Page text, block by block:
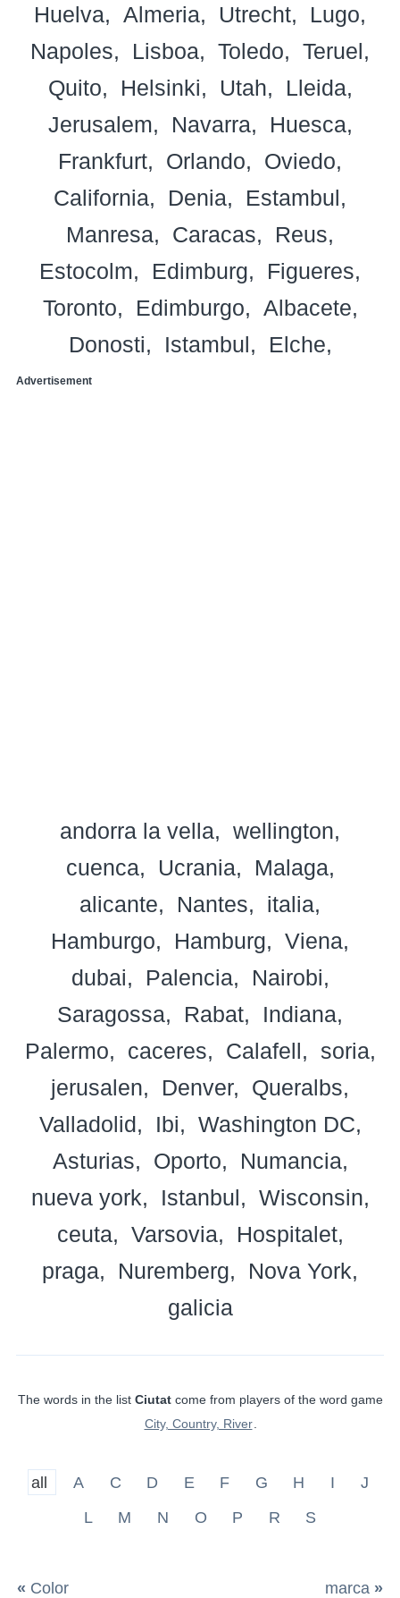
Huelva
Almeria Utrecht
Lugo
Napoles
Lisboa Toledo
Teruel
Quito
Helsinki Utah
Lleida
Jerusalem
Navarra
Huesca
Frankfurt
Orlando
Oviedo
California
Denia
Estambul
Manresa
Caracas
Reus
Estocolm
Edimburg
Figueres
Toronto
Edimburgo
Albacete
Donosti
Istambul Elche
Advertisement
andorra la vella
wellington
cuenca
Ucrania
Malaga
alicante
Nantes
italia
Hamburgo
Hamburg
Viena
dubai
Palencia
Nairobi
Saragossa
Rabat
Indiana
Palermo
caceres Calafell
soria
jerusalen
Denver
Queralbs
Valladolid
Ibi
Washington DC
Asturias
Oporto
Numancia
nueva york
Istanbul
Wisconsin
ceuta
Varsovia
Hospitalet
praga
Nuremberg
Nova York
galicia
The words in the list Ciutatcome from players of the word game
City, Country, River
all A C D E F G H I
J
L
M N O P R S
« Color marca »